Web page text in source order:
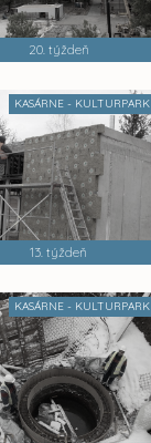
20. týždeň
KASÁRNE - KULTURPARK
13. týždeň
KASÁRNE - KULTURPARK